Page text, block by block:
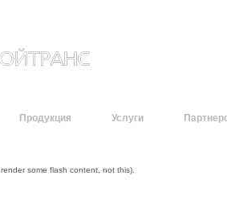
Продукция Услуги
some flash content, not this).